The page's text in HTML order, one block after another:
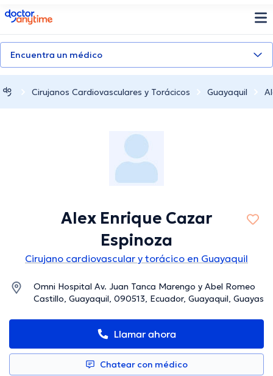
doctoranytime
Encuentra un médico
Cirujanos Cardiovasculares y Torácicos Guayaquil
Alex Enrique Cazar
Espinoza
Cirujano cardiovascular y torácico en Guayaquil
Omni Hospital Av. Juan Tanca Marengo y Abel Romeo
Castillo, Guayaquil, 090513, Ecuador, Guayaquil, Guayas
Llamar ahora
Chatear con médico